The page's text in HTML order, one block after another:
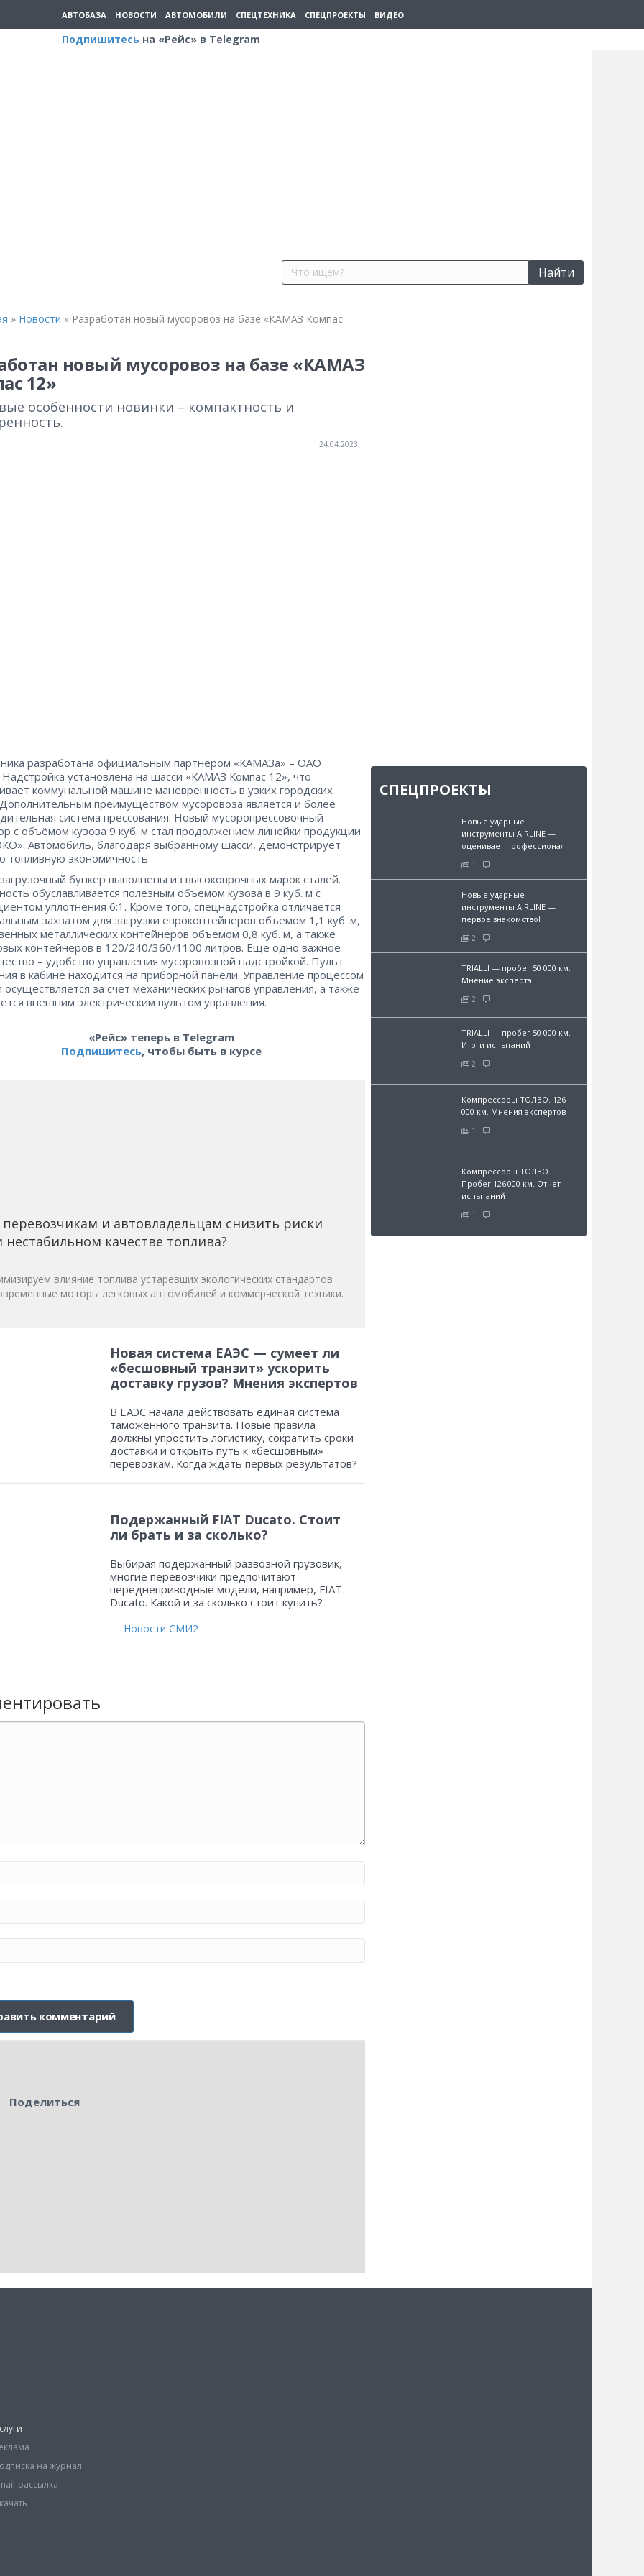
АВТОБАЗА НОВОСТИ АВТОМОБИЛИ СПЕЦТЕХНИКА СПЕЦПРОЕКТЫ ВИДЕО
Подпишитесь на «Рейс» в Telegram
Найти
» Новости » Разработан новый мусоровоз на базе «КАМАЗ Компас
новый мусоровоз на базе «КАМАЗ
12»
особенности новинки – компактность и
24.04.2023
разработана официальным партнером «КАМАЗа» – ОАО
установлена на шасси «КАМАЗ Компас 12», что
коммунальной машине маневренность в узких городских
преимуществом мусоровоза является и более
система прессования. Новый мусоропрессовочный
с объёмом кузова 9 куб. м стал продолжением линейки продукции
Автомобиль, благодаря выбранному шасси, демонстрирует
топливную экономичность
бункер выполнены из высокопрочных марок сталей.
обуславливается полезным объемом кузова в 9 куб. м с
уплотнения 6:1. Кроме того, спецнадстройка отличается
захватом для загрузки евроконтейнеров объемом 1,1 куб. м,
металлических контейнеров объемом 0,8 куб. м, а также
контейнеров в 120/240/360/1100 литров. Еще одно важное
– удобство управления мусоровозной надстройкой. Пульт
в кабине находится на приборной панели. Управление процессом
осуществляется за счет механических рычагов управления, а также
внешним электрическим пультом управления.
«Рейс» теперь в Telegram
Подпишитесь, чтобы быть в курсе
перевозчикам и автовладельцам снизить риски
нестабильном качестве топлива?
влияние топлива устаревших экологических стандартов
моторы легковых автомобилей и коммерческой техники.
Новая система ЕАЭС — сумеет ли
«бесшовный транзит» ускорить
доставку грузов? Мнения экспертов
В ЕАЭС начала действовать единая система
таможенного транзита. Новые правила
должны упростить логистику, сократить сроки
доставки и открыть путь к «бесшовным»
перевозкам. Когда ждать первых результатов?
Подержанный FIAT Ducato. Стоит
ли брать и за сколько?
Выбирая подержанный развозной грузовик,
многие перевозчики предпочитают
переднеприводные модели, например, FIAT
Ducato. Какой и за сколько стоит купить?
Новости СМИ2
Поделиться
СПЕЦПРОЕКТЫ
Новые ударные
инструменты AIRLINE —
оценивает профессионал!
1
Новые ударные
инструменты AIRLINE —
первое знакомство!
2
TRIALLI — пробег 50 000 км.
Мнение эксперта
2
TRIALLI — пробег 50 000 км.
Итоги испытаний
2
Компрессоры ТОЛВО. 126
000 км. Мнения экспертов
1
Компрессоры ТОЛВО.
Пробег 126 000 км. Отчет
испытаний
1
на журнал
рассылка